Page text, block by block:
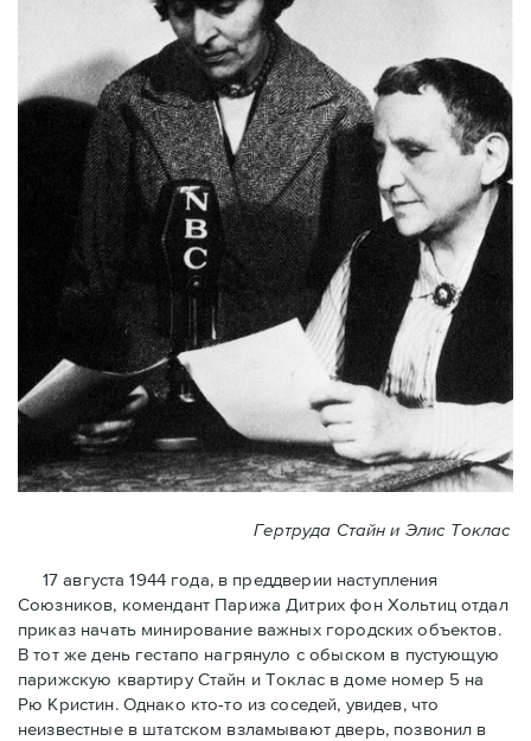
Гертруда Стайн и Элис Токлас
17 августа 1944 года, в преддверии наступления
Союзников, комендант Парижа Дитрих фон Хольтиц отдал
приказ начать минирование важных городских объектов.
В тот же день гестапо нагрянуло с обыском в пустующую
парижскую квартиру Стайн и Токлaс в домe номер 5 на
Рю Кристин. Однако кто-то из соседей, увидев, что
неизвестные в штатском взламывают дверь, позвонил в